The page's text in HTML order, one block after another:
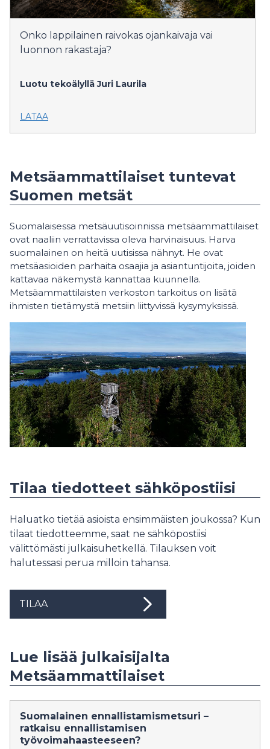
Onko lappilainen raivokas ojankaivaja vai
luonnon rakastaja?
Luotu tekoälyllä Juri Laurila
LATAA
Metsäammattilaiset tuntevat
Suomen metsät
Suomalaisessa metsäuutisoinnissa metsäammattilaiset
ovat naaliin verrattavissa oleva harvinaisuus. Harva
suomalainen on heitä uutisissa nähnyt. He ovat
metsäasioiden parhaita osaajia ja asiantuntijoita, joiden
kattavaa näkemystä kannattaa kuunnella.
Metsäammattilaisten verkoston tarkoitus on lisätä
ihmisten tietämystä metsiin liittyvissä kysymyksissä.
Tilaa tiedotteet sähköpostiisi
Haluatko tietää asioista ensimmäisten joukossa? Kun
tilaat tiedotteemme, saat ne sähköpostiisi
välittömästi julkaisuhetkellä. Tilauksen voit
halutessasi perua milloin tahansa.
TILAA
Lue lisää julkaisijalta
Metsäammattilaiset
Suomalainen ennallistamismetsuri –
ratkaisu ennallistamisen
työvoimahaasteeseen?